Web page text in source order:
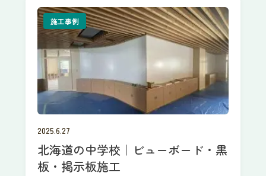
施工事例
2025.6.27
北海道の中学校｜ビューボード・黒
板・掲示板施工